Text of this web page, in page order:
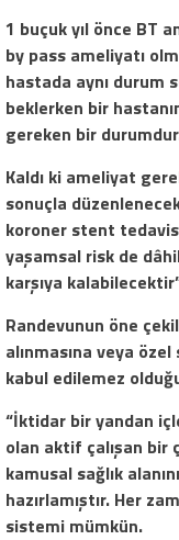
1 buçuk yıl önce BT
by pass ameliyatı
hastada aynı durum
beklerken bir
gereken bir
Kaldı ki ameliyat
sonuçla
koroner stent
yaşamsal risk de
karşıya
Randevunun öne
alınmasına veya
kabul edilemez
“İktidar bir yandan
olan aktif çalışan bir
kamusal sağlık
hazırlamıştır. Her
sistemi mümkün.